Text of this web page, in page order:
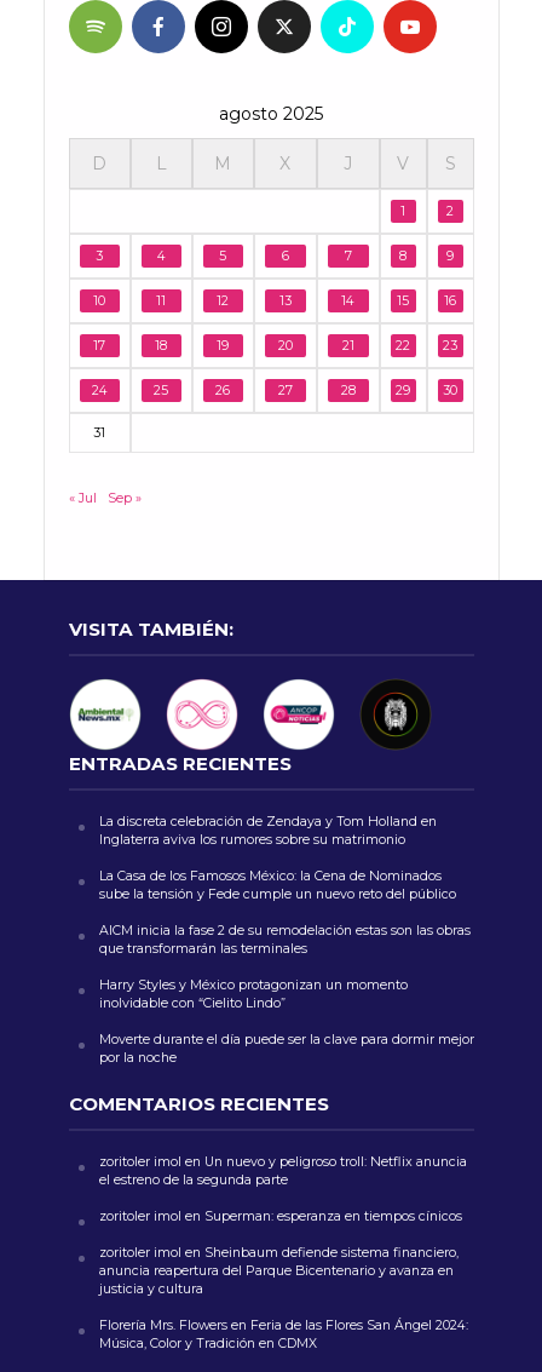
agosto 2025
D L M X J V S
1 2
3 4 5 6 7 8 9
10 11 12 13 14 15 16
17 18 19 20 21 22 23
24 25 26 27 28 29 30
31
« Jul Sep »
VISITA TAMBIÉN:
ENTRADAS RECIENTES
La discreta celebración de Zendaya y Tom Holland en
Inglaterra aviva los rumores sobre su matrimonio
La Casa de los Famosos México: la Cena de Nominados
sube la tensión y Fede cumple un nuevo reto del público
AICM inicia la fase 2 de su remodelación estas son las obras
que transformarán las terminales
Harry Styles y México protagonizan un momento
inolvidable con “Cielito Lindo”
Moverte durante el día puede ser la clave para dormir mejor
por la noche
COMENTARIOS RECIENTES
zoritoler imol en Un nuevo y peligroso troll: Netflix anuncia
el estreno de la segunda parte
zoritoler imol en Superman: esperanza en tiempos cínicos
zoritoler imol en Sheinbaum defiende sistema financiero,
anuncia reapertura del Parque Bicentenario y avanza en
justicia y cultura
Florería Mrs. Flowersen Feria de las Flores San Ángel 2024:
Música, Color y Tradición en CDMX